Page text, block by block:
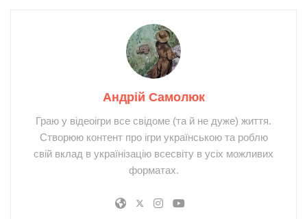
Андрій Самолюк
Граю у відеоігри все свідоме (та й не дуже) життя.
Створюю контент про ігри українською та роблю
свій вклад в українізацію всесвіту в усіх можливих
форматах.